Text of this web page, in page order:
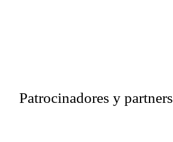
Patrocinadores y partners